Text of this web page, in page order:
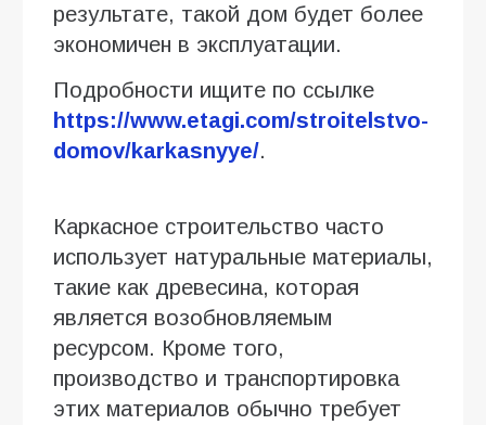
результате, такой дом будет более
экономичен в эксплуатации.
Подробности ищите по ссылке
https://www.etagi.com/stroitelstvo-
domov/karkasnyye/.
Каркасное строительство часто
использует натуральные материалы,
такие как древесина, которая
является возобновляемым
ресурсом. Кроме того,
производство и транспортировка
этих материалов обычно требует